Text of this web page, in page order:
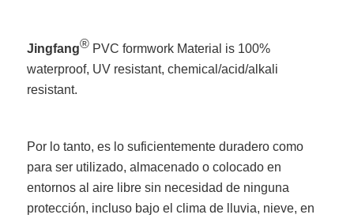
Jingfang® PVC formwork Material is 100%
waterproof, UV resistant, chemical/acid/alkali
resistant.
Por lo tanto, es lo suficientemente duradero como
para ser utilizado, almacenado o colocado en
entornos al aire libre sin necesidad de ninguna
protección, incluso bajo el clima de lluvia, nieve, en